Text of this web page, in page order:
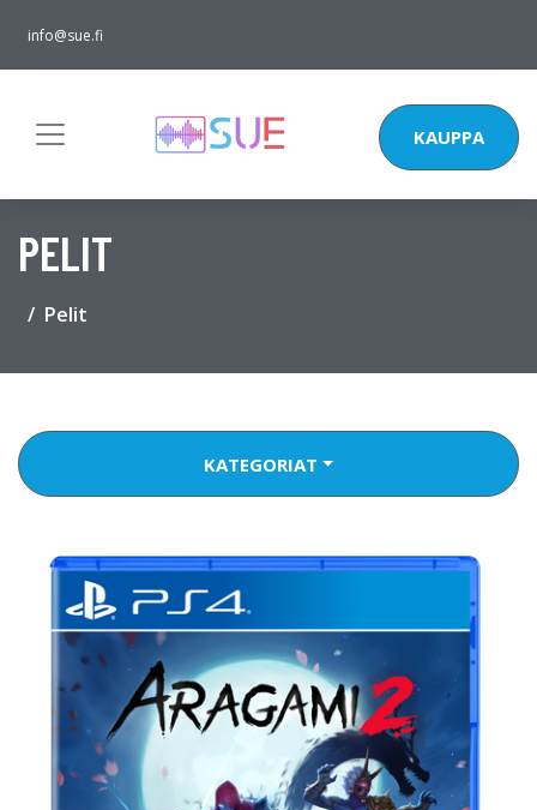
info@sue.fi
KAUPPA
PELIT
Pelit
KATEGORIAT